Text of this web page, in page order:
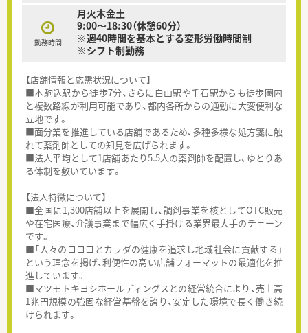
勤務時間
月火木金土
9:00～18:30（休憩60分）
※週40時間を基本とする変形労働時間制
※シフト制勤務
【店舗情報と応需状況について】
■本駒込駅から徒歩7分、さらに白山駅や千石駅からも徒歩圏内
と複数路線が利用可能であり、都内各所からの通勤に大変便利な
立地です。
■面分業を推進している店舗であるため、多種多様な処方箋に触
れて薬剤師としての知見を広げられます。
■法人平均として1店舗あたり5.5人の薬剤師を配置し、ゆとりあ
る体制を敷いています。
【法人特徴について】
■全国に1,300店舗以上を展開し、調剤事業を核としてOTC販売
や在宅医療、介護事業まで幅広く手掛ける業界最大手のチェーン
です。
■「人々のココロとカラダの健康を追求し地域社会に貢献する」
という理念を掲げ、利便性の高い店舗フォーマットの最適化を推
進しています。
■マツモトキヨシホールディングスとの経営統合により、売上高
1兆円規模の強固な経営基盤を誇り、安定した環境で長く働き続
けられます。